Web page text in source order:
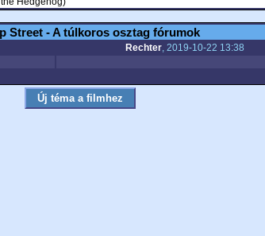
Street - A túlkoros osztag fórumok
Rechter, 2019-10-22 13:38